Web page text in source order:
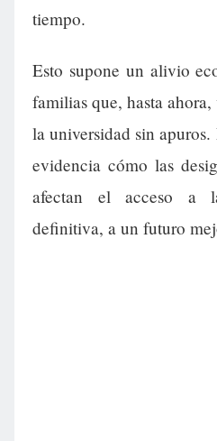
tiempo.
Esto supone un alivio
familias que, hasta
la universidad sin
evidencia cómo las
afectan el acceso a
definitiva, a un futuro